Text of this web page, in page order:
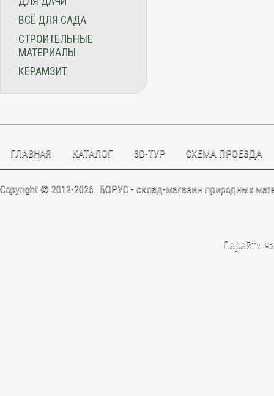
ВСЁ ДЛЯ САДА
СТРОИТЕЛЬНЫЕ
МАТЕРИАЛЫ
КЕРАМЗИТ
ГЛАВНАЯ КАТАЛОГ 3D-ТУР CХЕМА ПРОЕЗДА
Copyright © 2012-2026. БОРУС - склад-магазин природных
Перейти